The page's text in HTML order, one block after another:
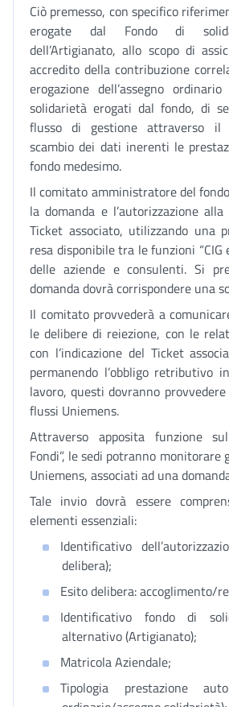
Ciò premesso, con specifico
erogate dal Fondo di
dell’Artigianato, allo scopo di
accredito della contribuzione
erogazione dell’assegno
solidarietà erogati dal fondo, di
flusso di gestione attraverso
scambio dei dati inerenti le
fondo medesimo.
Il comitato amministratore del
la domanda e l’autorizzazione
Ticket associato, utilizzando una
resa disponibile tra le funzioni “CIG
delle aziende e consulenti. Si
domanda dovrà corrispondere una
Il comitato provvederà a
le delibere di reiezione, con le
con l’indicazione del Ticket
permanendo l’obbligo retributivo
lavoro, questi dovranno
flussi Uniemens.
Attraverso apposita funzione
Fondi”, le sedi potranno monitorare
Uniemens, associati ad una
Tale invio dovrà essere
elementi essenziali:
Identificativo
delibera);
Esito delibera: accoglimento/
Identificativo fondo di
alternativo (Artigianato);
Matricola Aziendale;
Tipologia prestazione